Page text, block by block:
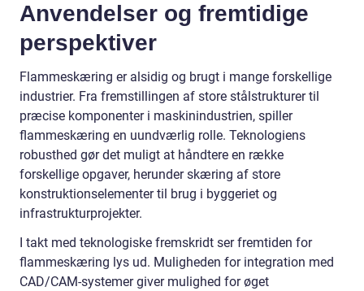
Anvendelser og fremtidige
perspektiver
Flammeskæring er alsidig og brugt i mange forskellige
industrier. Fra fremstillingen af store stålstrukturer til
præcise komponenter i maskinindustrien, spiller
flammeskæring en uundværlig rolle. Teknologiens
robusthed gør det muligt at håndtere en række
forskellige opgaver, herunder skæring af store
konstruktionselementer til brug i byggeriet og
infrastrukturprojekter.
I takt med teknologiske fremskridt ser fremtiden for
flammeskæring lys ud. Muligheden for integration med
CAD/CAM-systemer giver mulighed for øget